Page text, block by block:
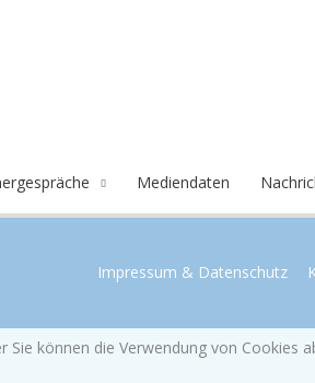
Mediendaten
Impressum & Datenschutz
können die Verwendung von Cookies